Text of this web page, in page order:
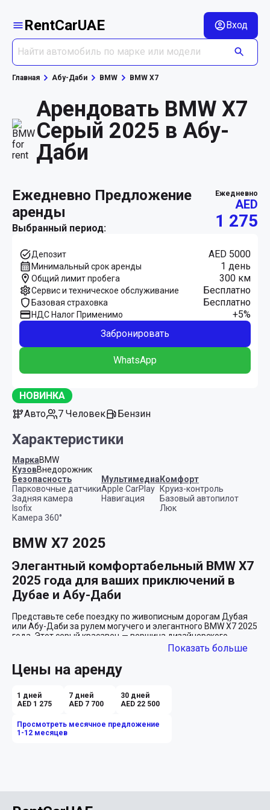
RentCarUAE Вход
Главная Абу-Даби BMW BMW X7
Арендовать BMW X7
Серый 2025 в Абу-
Даби
ежедневно Предложение
аренды
Выбранный период:
ежедневно
AED
1 275
Депозит AED 5000
Минимальный срок аренды 1 день
Общий лимит пробега 300 км
Сервис и техническое обслуживание Бесплатно
Базовая страховка Бесплатно
НДС Налог Применимо
+5%
Забронировать
WhatsApp
НОВИНКА
Авто
7 Человек Бензин
Характеристики
МаркаBMW
КузовВнедорожник
Безопасность
Парковочные датчики
Задняя камера
Isofix
Камера 360°
Мультимедиа
Apple CarPlay
Навигация
Комфорт
Круиз-контроль
Базовый автопилот
Люк
BMW X7 2025
Элегантный комфортабельный BMW X7
2025 года для ваших приключений в
Дубае и Абу-Даби
Представьте себе поездку по живописным дорогам Дубая
или Абу-Даби за рулем могучего и элегантного BMW X7 2025
года. Этот серый красавец — вершина дизайнерского
искусства и технологических новшеств. Современный,
вместительный и невероятно мощный, он станет вашим
надежным спутником в любых путешествиях, независимо от
их дальности или сложности.
Внушительное пространство и комфорт
для всех
В интерьере BMW X7 комфортно разместятся до семи
Показать больше
Цены на аренду
1 дней
AED 1 275
7 дней
AED 7 700
30 дней
AED 22 500
Просмотреть месячное предложение
1-12 месяцев